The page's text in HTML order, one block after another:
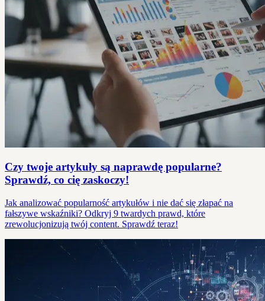
Czy twoje artykuły są naprawdę popularne?
Sprawdź, co cię zaskoczy!
Jak analizować popularność artykułów i nie dać się złapać na
fałszywe wskaźniki? Odkryj 9 twardych prawd, które
zrewolucjonizują twój content. Sprawdź teraz!